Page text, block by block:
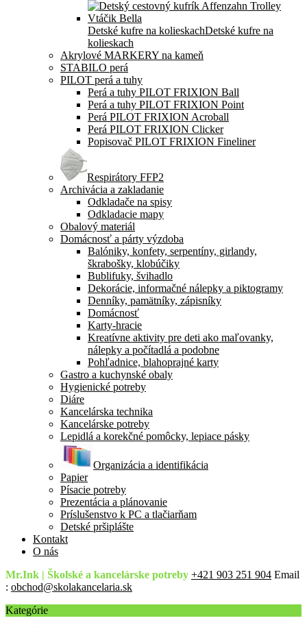
Detské kufre na kolieskachDetské kufre na
kolieskach
Akrylové MARKERY na kameň
STABILO perá
PILOT perá a tuhy
Perá a tuhy PILOT FRIXION Ball
Perá a tuhy PILOT FRIXION Point
Perá PILOT FRIXION Acroball
Perá PILOT FRIXION Clicker
Popisovač PILOT FRIXION Fineliner
Respirátory FFP2
Archivácia a zakladanie
Odkladače na spisy
Odkladacie mapy
Obalový materiál
Domácnosť a párty výzdoba
Balóniky, konfety, serpentíny, girlandy,
škrabošky, klobúčiky
Bublifuky, švihadlo
Dekorácie, informačné nálepky a piktogramy
Denníky, pamätníky, zápisníky
Domácnosť
Karty-hracie
Kreatívne aktivity pre deti ako maľovanky,
nálepky a počítadlá a podobne
Pohľadnice, blahoprajné karty
Gastro a kuchynské obaly
Hygienické potreby
Diáre
Kancelárska technika
Kancelárske potreby
Lepidlá a korekčné pomôcky, lepiace pásky
Organizácia a identifikácia
Papier
Písacie potreby
Prezentácia a plánovanie
Príslušenstvo k PC a tlačiarňam
Detské pršiplášte
Kontakt
O nás
Mr.Ink | Školské a kancelárske potreby +421 903 251 904 Email
: obchod@skolakancelaria.sk
Kategórie